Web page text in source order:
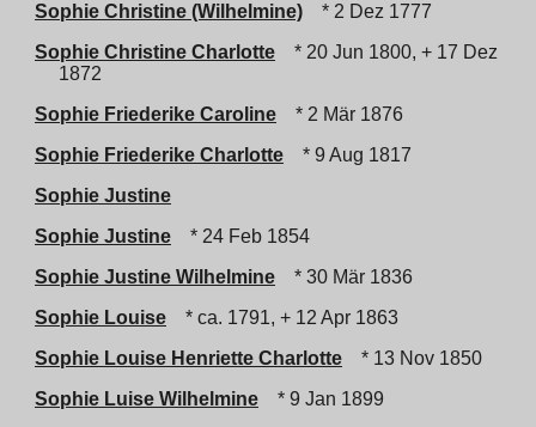
Sophie Christine (Wilhelmine)
* 2 Dez 1777
Sophie Christine Charlotte
* 20 Jun 1800, + 17 Dez
1872
Sophie Friederike Caroline
* 2 Mär 1876
Sophie Friederike Charlotte
* 9 Aug 1817
Sophie Justine
Sophie Justine
* 24 Feb 1854
Sophie Justine Wilhelmine
* 30 Mär 1836
Sophie Louise
* ca. 1791, + 12 Apr 1863
Sophie Louise Henriette Charlotte
* 13 Nov 1850
Sophie Luise Wilhelmine
* 9 Jan 1899